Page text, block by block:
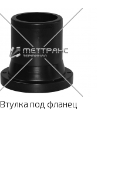
Втулка под фланец